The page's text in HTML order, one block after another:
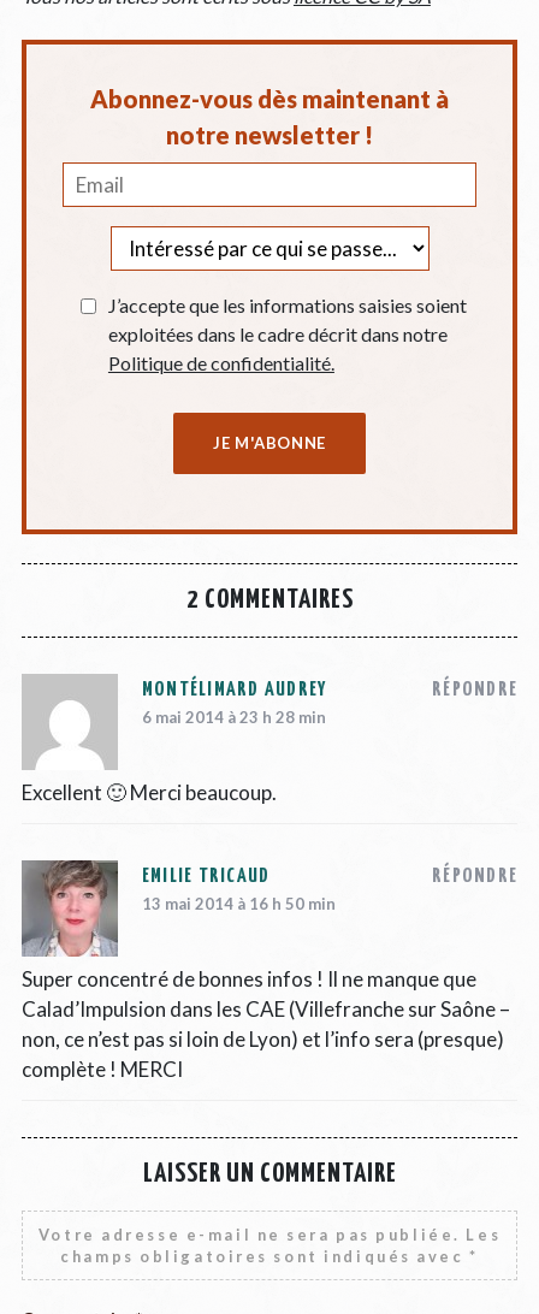
Abonnez-vous dès maintenant à
notre newsletter !
J’accepte que les informations saisies soient
exploitées dans le cadre décrit dans notre
Politique de confidentialité.
2 COMMENTAIRES
MONTÉLIMARD AUDREY
6 mai 2014 à 23 h 28 min
Excellent 🙂 Merci beaucoup.
RÉPONDRE
EMILIE TRICAUD
13 mai 2014 à 16 h 50 min
Super concentré de bonnes infos ! Il ne manque que
Calad’Impulsion dans les CAE (Villefranche sur Saône –
non, ce n’est pas si loin de Lyon) et l’info sera (presque)
complète ! MERCI
RÉPONDRE
LAISSER UN COMMENTAIRE
Votre adresse e-mail ne sera pas publiée. Les
champs obligatoires sont indiqués avec*